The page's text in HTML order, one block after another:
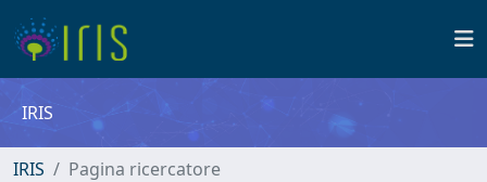
IRIS
IRIS Pagina ricercatore